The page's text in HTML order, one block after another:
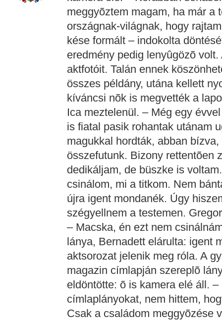
meggyõztem magam, ha már a
országnak-világnak, hogy
kése formált – indokolta
eredmény pedig lenyûgözõ
aktfotóit. Talán ennek
összes példány, utána kellett
kíváncsi nõk is megvették a
Ica meztelenül. – Még egy
is fiatal pasik rohantak utánam
magukkal hordták, abban
összefutunk. Bizony rettentõen
dedikáljam, de büszke is
csinálom, mi a titkom. Nem
újra igent mondanék. Úgy
szégyellnem a testemen.
– Macska, én ezt nem
lánya, Bernadett elárulta: igent
aktsorozat jelenik meg róla. A
magazin címlapján szereplõ
eldöntötte: õ is kamera elé áll.
címlaplányokat, nem hittem,
Csak a családom meggyõzése